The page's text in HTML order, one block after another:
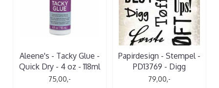
Aleene's - Tacky Glue -
Quick Dry - 4 oz - 118ml
75,00,-
Papirdesign - Stempel -
PD13769 - Digg
79,00,-